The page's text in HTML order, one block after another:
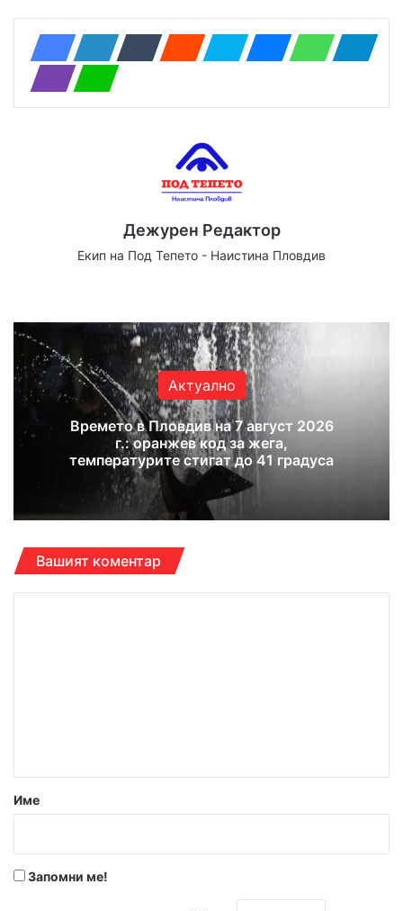
Дежурен Редактор
Екип на Под Тепето - Наистина Пловдив
te bo
ok
ub
e
ra
m
Актуално
Времето в Пловдив на 7 август 2026
г.: оранжев код за жега,
температурите стигат до 41 градуса
Вашият коментар
р
Име
Запомни ме!